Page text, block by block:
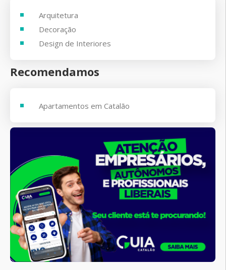
Arquitetura
Decoração
Design de Interiores
Recomendamos
Apartamentos em Catalão